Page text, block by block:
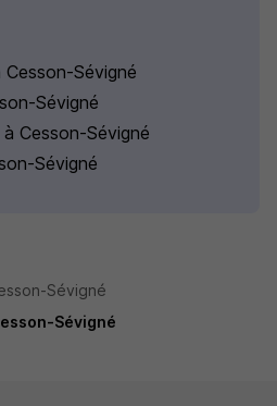
Cesson-Sévigné
Sévigné
Cesson-Sévigné
Sévigné
Sévigné
Sévigné